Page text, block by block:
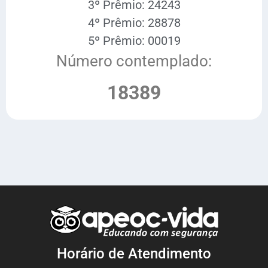
3º Prêmio: 24243
4º Prêmio: 28878
5º Prêmio: 00019
Número contemplado:
18389
Horário de Atendimento